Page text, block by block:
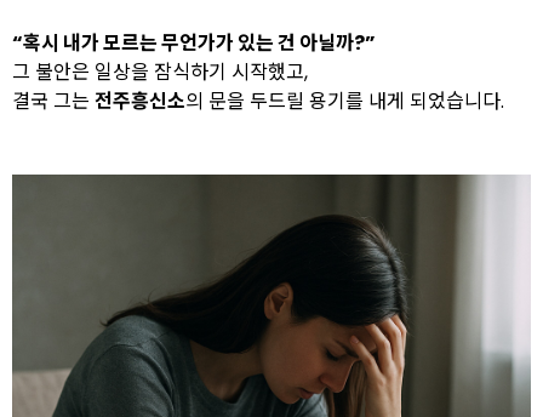
“혹시 내가 모르는 무언가가 있는 건 아닐까?”
그 불안은 일상을 잠식하기 시작했고,
결국 그는 전주흥신소의 문을 두드릴 용기를 내게 되었습니다.